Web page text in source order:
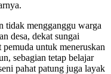
tidak mengganggu warga
desa, dekat sungai
untuk meneruskan
sebagian tetap belajar
pahat patung juga layak